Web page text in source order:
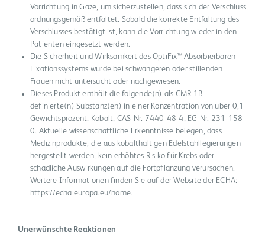
Vorrichtung in Gaze, um sicherzustellen, dass sich der Verschluss
ordnungsgemäß entfaltet. Sobald die korrekte Entfaltung des
Verschlusses bestätigt ist, kann die Vorrichtung wieder in den
Patienten eingesetzt werden.
Die Sicherheit und Wirksamkeit des OptiFix™ Absorbierbaren
Fixationssystems wurde bei schwangeren oder stillenden
Frauen nicht untersucht oder nachgewiesen.
Dieses Produkt enthält die folgende(n) als CMR 1B
definierte(n) Substanz(en) in einer Konzentration von über 0,1
Gewichtsprozent: Kobalt; CAS-Nr. 7440-48-4; EG-Nr. 231-158-
0. Aktuelle wissenschaftliche Erkenntnisse belegen, dass
Medizinprodukte, die aus kobalthaltigen Edelstahllegierungen
hergestellt werden, kein erhöhtes Risiko für Krebs oder
schädliche Auswirkungen auf die Fortpflanzung verursachen.
Weitere Informationen finden Sie auf der Website der ECHA:
https://echa.europa.eu/home.
Unerwünschte Reaktionen